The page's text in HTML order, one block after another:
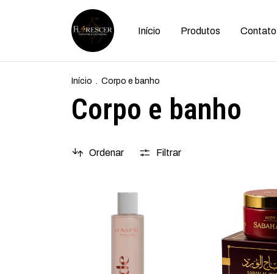
Início Produtos Contato
Início . Corpo e banho
Corpo e banho
Ordenar Filtrar